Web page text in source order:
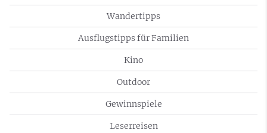
Wandertipps
Ausflugstipps für Familien
Kino
Outdoor
Gewinnspiele
Leserreisen